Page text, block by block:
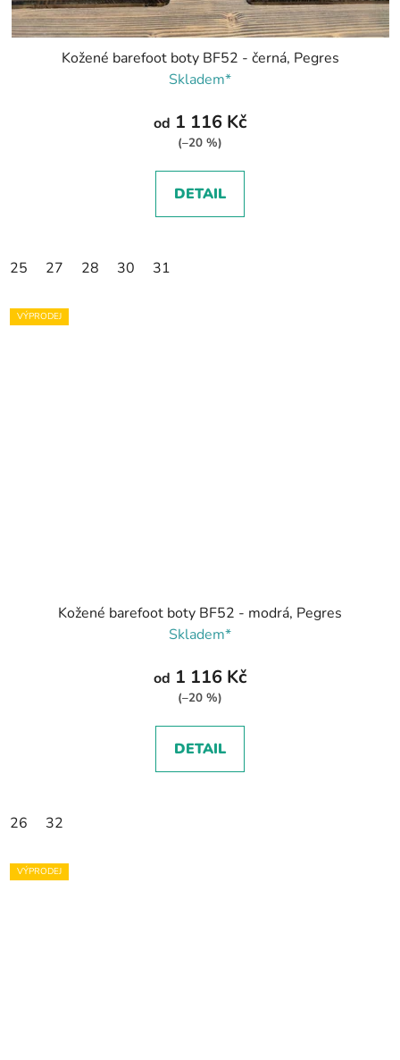
Kožené barefoot boty BF52 - černá, Pegres
Skladem*
od 1 116 Kč
(–20 %)
DETAIL
25 27 28 30 31
VÝPRODEJ
Kožené barefoot boty BF52 - modrá, Pegres
Skladem*
od 1 116 Kč
(–20 %)
DETAIL
26 32
VÝPRODEJ